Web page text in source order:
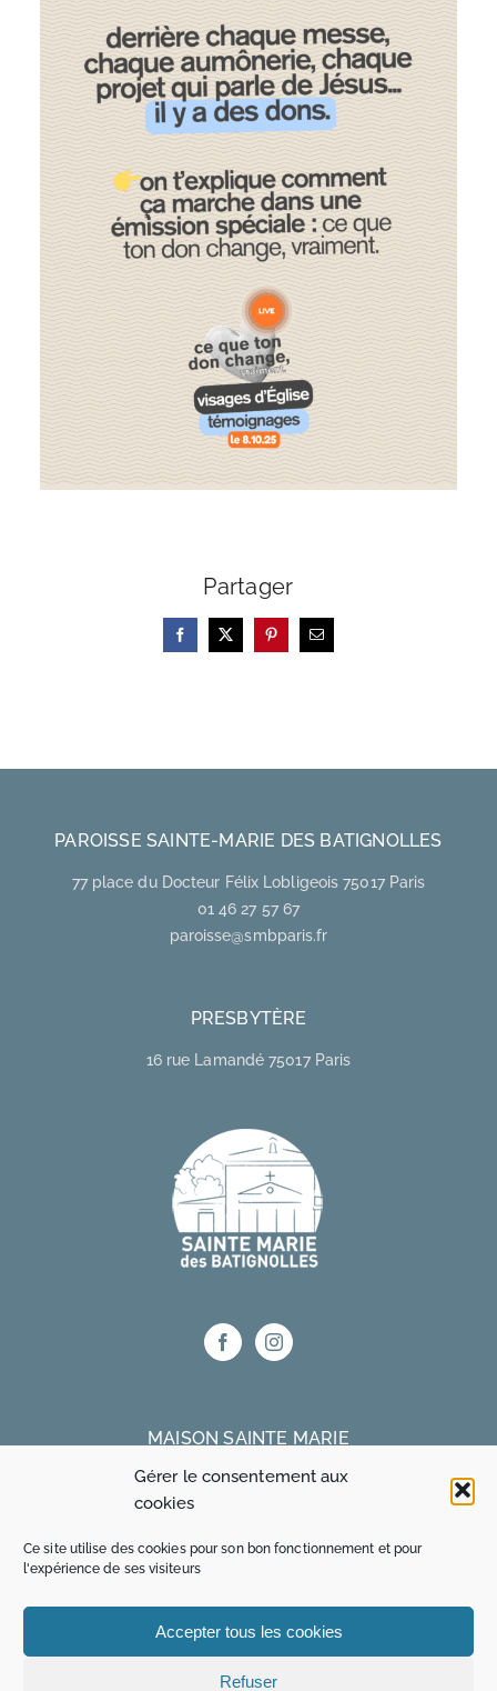
Gérer le consentement aux
cookies
Ce site utilise des cookies pour son bon fonctionnement et pour
l'expérience de ses visiteurs
Accepter tous les cookies
Refuser
Partager
Facebook
X PinterestEmail
PAROISSE SAINTE-MARIE DES BATIGNOLLES
77 place du Docteur Félix Lobligeois 75017 Paris
01 46 27 57 67
paroisse@smbparis.fr
PRESBYTÈRE
16 rue Lamandé 75017 Paris
MAISON SAINTE MARIE
75 bis rue Truffaut 75017 Paris
MAISON OZANAM
15 rue René Blum 75017 Paris
01 48 24 60 30
www.maisonozanam.com